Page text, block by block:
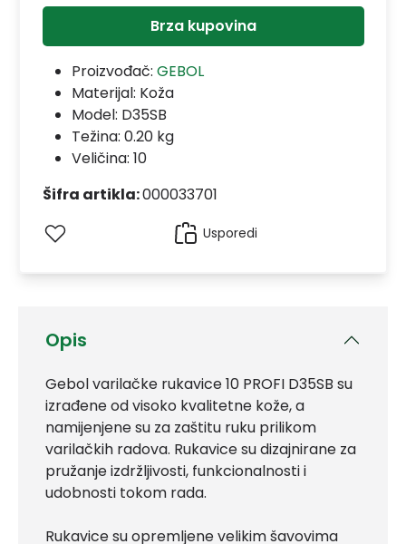
Opis
Gebol varilačke rukavice 10 PROFI D35SB su
izrađene od visoko kvalitetne kože, a
namijenjene su za zaštitu ruku prilikom
varilačkih radova. Rukavice su dizajnirane za
pružanje izdržljivosti, funkcionalnosti i
udobnosti tokom rada.
Rukavice su opremljene velikim šavovima
Brza kupovina
Proizvođač: GEBOL
Materijal: Koža
Model: D35SB
Težina: 0.20 kg
Veličina: 10
Šifra artikla:000033701
Usporedi